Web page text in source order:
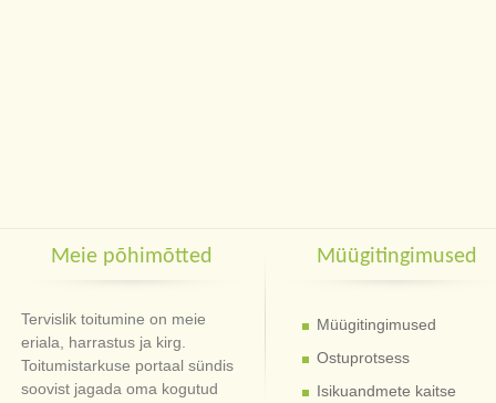
Meie põhimõtted
Tervislik toitumine on meie
eriala, harrastus ja kirg.
Toitumistarkuse portaal sündis
soovist jagada oma kogutud
Müügitingimused
Müügitingimused
Ostuprotsess
Isikuandmete kaitse